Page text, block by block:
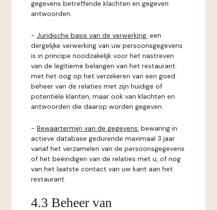
gegevens betreffende klachten en gegeven
antwoorden.
- Juridische basis van de verwerking: een
dergelijke verwerking van uw persoonsgegevens
is in principe noodzakelijk voor het nastreven
van de legitieme belangen van het restaurant
met het oog op het verzekeren van een goed
beheer van de relaties met zijn huidige of
potentiële klanten, maar ook van klachten en
antwoorden die daarop worden gegeven.
- Bewaartermijn van de gegevens: bewaring in
actieve database gedurende maximaal 3 jaar
vanaf het verzamelen van de persoonsgegevens
of het beëindigen van de relaties met u, of nog
van het laatste contact van uw kant aan het
restaurant.
4.3 Beheer van